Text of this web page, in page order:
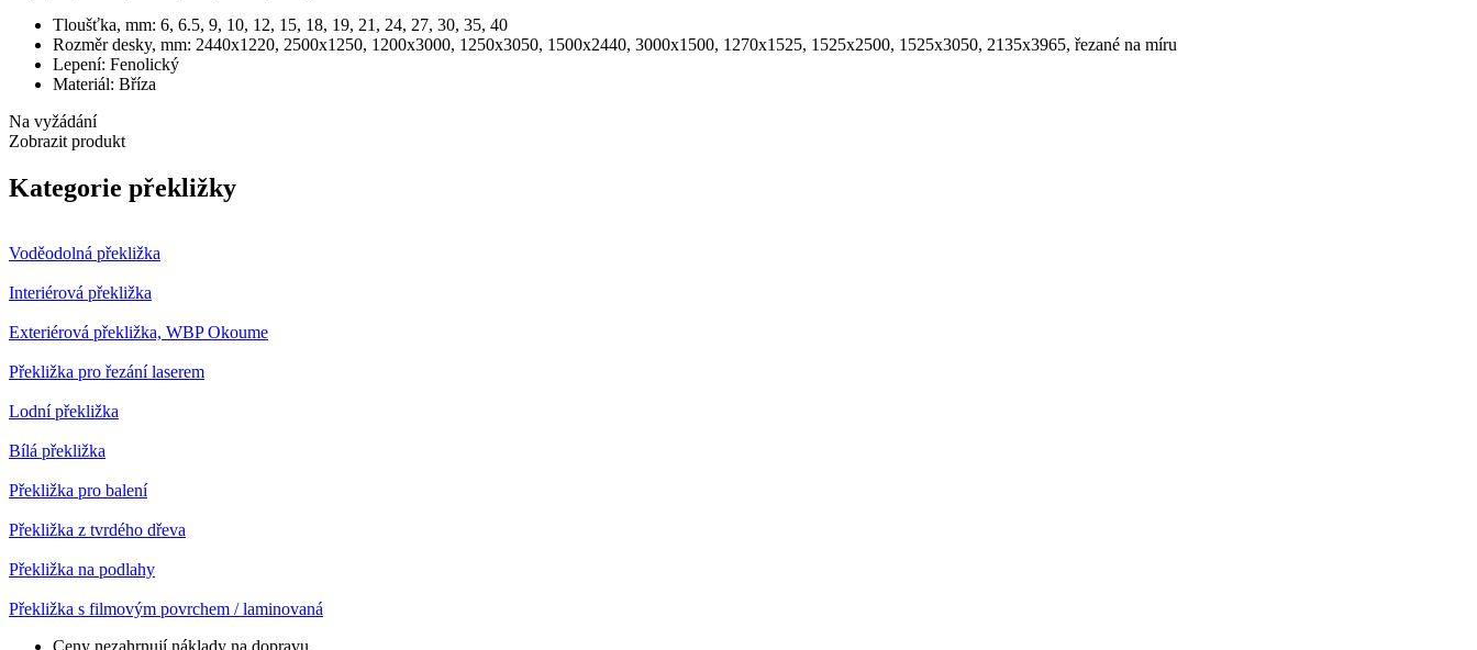
Tloušťka, mm: 6, 6.5, 9, 10, 12, 15, 18, 19, 21, 24, 27, 30, 35, 40
Rozměr desky, mm: 2440х1220, 2500х1250, 1200х3000, 1250х3050, 1500х2440, 3000х1500, 1270x1525, 1525х2500, 1525х3050, 2135х3965, řezané na míru
Lepení: Fenolický
Materiál: Bříza
Na vyžádání
Zobrazit produkt
Kategorie překližky
Voděodolná překližka
Interiérová překližka
Exteriérová překližka, WBP Okoume
Překližka pro řezání laserem
Lodní překližka
Bílá překližka
Překližka pro balení
Překližka z tvrdého dřeva
Překližka na podlahy
Překližka s filmovým povrchem / laminovaná